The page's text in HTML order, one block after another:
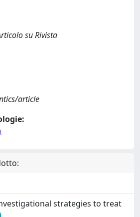
su Rivista
article
strategies to treat